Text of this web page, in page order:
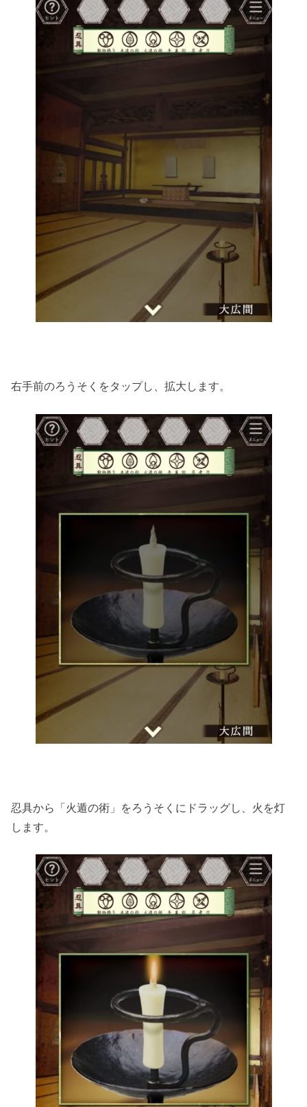
右手前のろうそくをタップし、拡大します。
忍具から「火遁の術」をろうそくにドラッグし、火を灯
します。